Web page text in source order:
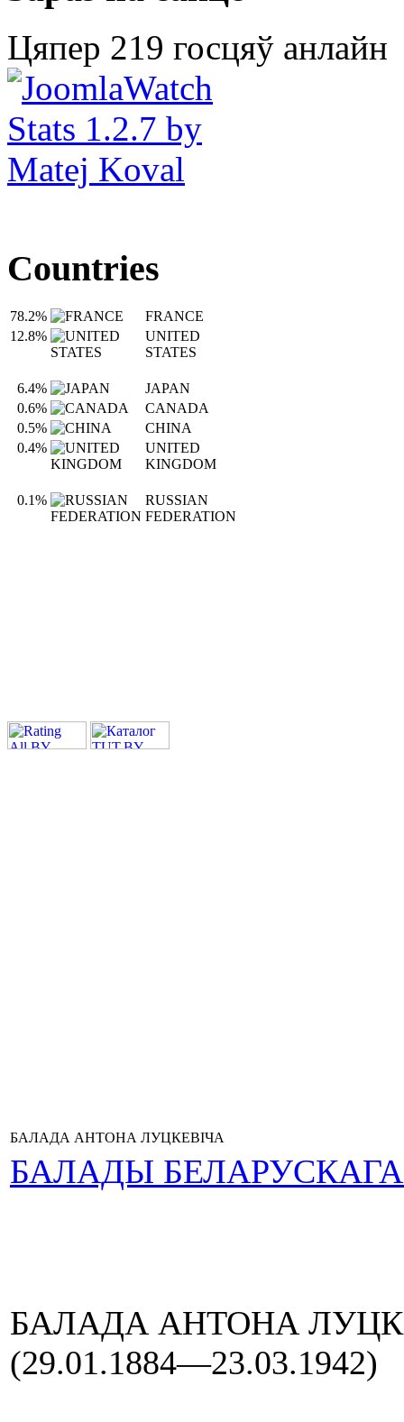
Цяпер 219 госцяў анлайн
Countries
78.2%
FRANCE
12.8%
UNITED
STATES
6.4%
JAPAN
0.6%
CANADA
0.5%
CHINA
0.4%
UNITED
KINGDOM
0.1%
RUSSIAN
FEDERATION
БАЛАДА АНТОНА ЛУЦКЕВІЧА
БАЛАДЫ
БАЛАДА АНТОНА
(29.01.1884—23.03.1942)